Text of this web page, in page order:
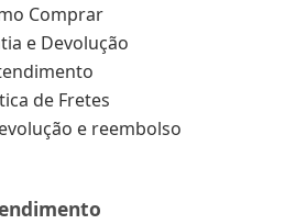
Comprar
e Devolução
de Fretes
e reembolso